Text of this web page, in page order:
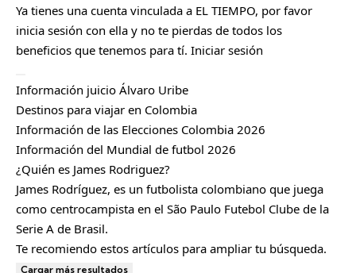
Ya tienes una cuenta vinculada a EL TIEMPO, por favor
inicia sesión con ella y no te pierdas de todos los
beneficios que tenemos para tí. Iniciar sesión
e
r
r
a
Información juicio Álvaro Uribe
Destinos para viajar en Colombia
Información de las Elecciones Colombia 2026
Información del Mundial de futbol 2026
¿Quién es James Rodriguez?
James Rodríguez, es un futbolista colombiano que juega
como centrocampista en el São Paulo Futebol Clube de la
Serie A de Brasil.
Te recomiendo estos artículos para ampliar tu búsqueda.
Cargar más resultados